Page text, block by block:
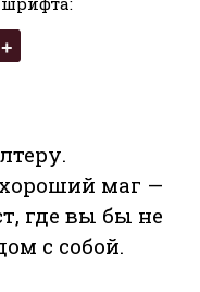
маг —
где вы бы не
с собой.